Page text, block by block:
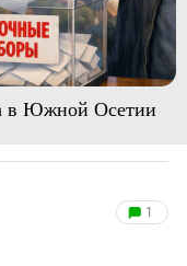
в Южной Осетии
1